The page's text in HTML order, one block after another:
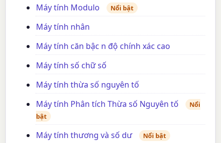
Máy tính Modulo
Nổi bật
Máy tính nhân
Máy tính căn bậc n độ chính xác cao
Máy tính số chữ số
Máy tính thừa số nguyên tố
Máy tính Phân tích Thừa số Nguyên tố
Nổi
bật
Máy tính thương và số dư Nổi bật